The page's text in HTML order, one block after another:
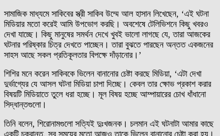
সামাজিক মাধ্যমে সাকিবের স্ত্রী সাকিব উম্মে আল হাসান লিখেছেন, ‘এই ঘটনা
মিডিয়ার মতো করেই আমি উপভোগ করছি। অবশেষে টেলিভিশনে কিছু খবরও
দেখা যাচ্ছে। কিছু মানুষের সমর্থন দেখে খুবই ভালো লাগছে যে, তারা আজকের
ঘটনার পরিষ্কার চিত্র দেখতে পাচ্ছেন। তারা বুঝতে পারছেন অন্তত একজনের
সাহস আছে সকল প্রতিকূলতার বিপক্ষে দাঁড়ানোর।’
শিশির মনে করেন সাকিবকে ভিলেন বানানোর চেষ্টা করছে মিডিয়া, ‘এটা দেখা
দুর্ভাগ্যের যে আসল ঘটনা মিডিয়া চাপা দিচ্ছে। কেবল তার ক্ষোভ প্রকাশ করার
বিষয়টি মিডিয়াতে তুলে ধরা হচ্ছে। মূল বিষয় হচ্ছে আম্পায়ারের চোখ ধাঁধানো
সিদ্ধান্তগুলো।
তিনি বলেন, শিরোনামগুলো সত্যিই দুঃখজনক। চলমান এই ঘটনাটা আমার কাছে
একটি চক্রান্ত, সব সময়ের মতো আজও তাকে ভিলেন বানানোর চেষ্টা করা হয়।